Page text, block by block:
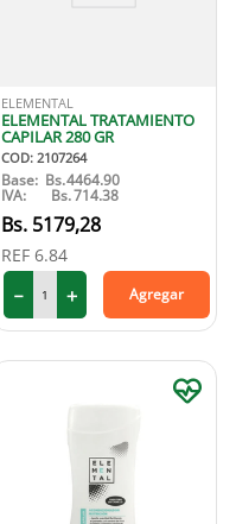
ELEMENTAL
ELEMENTAL TRATAMIENTO
CAPILAR 280 GR
COD: 2107264
Base: Bs.4464.90
IVA: Bs.714.38
5179,28
REF 6.84
＋
－ Agregar